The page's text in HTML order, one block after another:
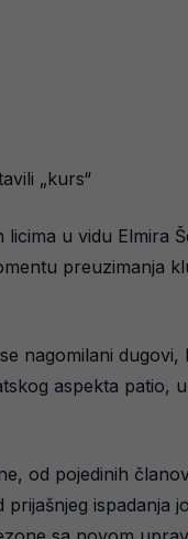
„kurs“
u vidu Elmira
preuzimanja
nagomilani
aspekta patio,
od pojedinih
ispadanja